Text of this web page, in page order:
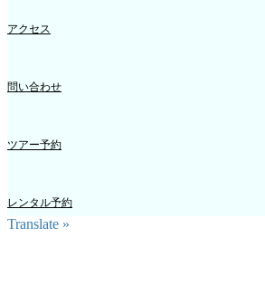
アクセス
問い合わせ
ツアー予約
レンタル予約
Translate »